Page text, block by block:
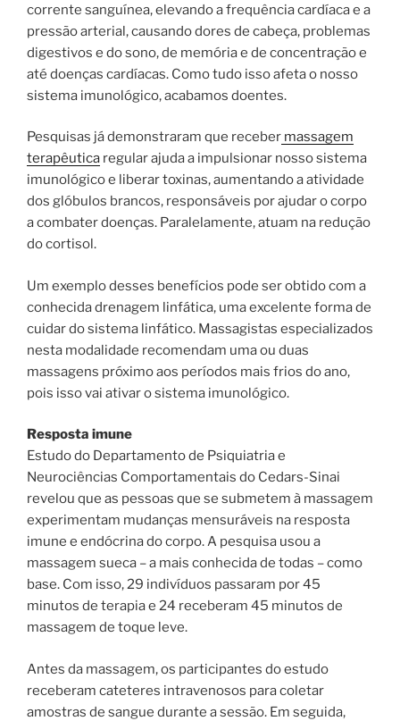
corrente sanguínea, elevando a frequência cardíaca e a
pressão arterial, causando dores de cabeça, problemas
digestivos e do sono, de memória e de concentração e
até doenças cardíacas. Como tudo isso afeta o nosso
sistema imunológico, acabamos doentes.
Pesquisas já demonstraram que receber massagem
terapêutica regular ajuda a impulsionar nosso sistema
imunológico e liberar toxinas, aumentando a atividade
dos glóbulos brancos, responsáveis por ajudar o corpo
a combater doenças. Paralelamente, atuam na redução
do cortisol.
Um exemplo desses benefícios pode ser obtido com a
conhecida drenagem linfática, uma excelente forma de
cuidar do sistema linfático. Massagistas especializados
nesta modalidade recomendam uma ou duas
massagens próximo aos períodos mais frios do ano,
pois isso vai ativar o sistema imunológico.
Resposta imune
Estudo do Departamento de Psiquiatria e
Neurociências Comportamentais do Cedars-Sinai
revelou que as pessoas que se submetem à massagem
experimentam mudanças mensuráveis ​​na resposta
imune e endócrina do corpo. A pesquisa usou a
massagem sueca – a mais conhecida de todas – como
base. Com isso, 29 indivíduos passaram por 45
minutos de terapia e 24 receberam 45 minutos de
massagem de toque leve.
Antes da massagem, os participantes do estudo
receberam cateteres intravenosos para coletar
amostras de sangue durante a sessão. Em seguida,